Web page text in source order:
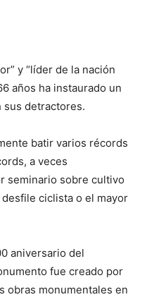
y “líder de la nación
años ha instaurado un
sus detractores.
batir varios récords
a veces
seminario sobre cultivo
ciclista o el mayor
aniversario del
fue creado por
obras monumentales en